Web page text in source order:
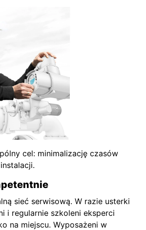
cel: minimalizację czasów
sieć serwisową. W razie usterki
i regularnie szkoleni eksperci
na miejscu. Wyposażeni w